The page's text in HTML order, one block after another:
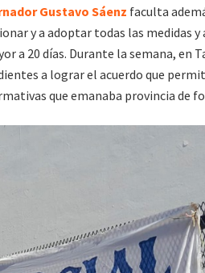
Gustavo Sáenz faculta
y a adoptar todas las medidas y
a 20 días. Durante la semana, en
a lograr el acuerdo que
que emanaba provincia de